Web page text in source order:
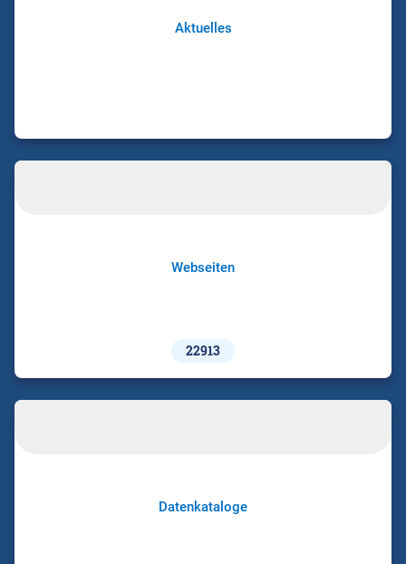
Aktuelles
Webseiten
22913
Datenkataloge